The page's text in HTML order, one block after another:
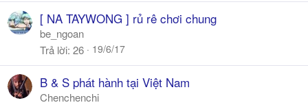
[ NA TAYWONG ] rủ rê chơi chung
be_ngoan
Trả lời 26 19/6/17
B & S phát hành tại Việt Nam
Chenchenchi